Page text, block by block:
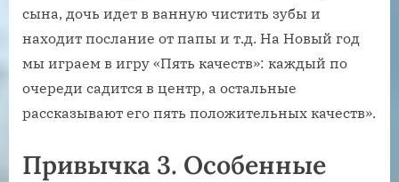
сына, дочь идет в ванную чистить зубы и
находит послание от папы и т.д. На Новый год
мы играем в игру «Пять качеств»: каждый по
очереди садится в центр, а остальные
рассказывают его пять положительных качеств».
Привычка 3. Особенные